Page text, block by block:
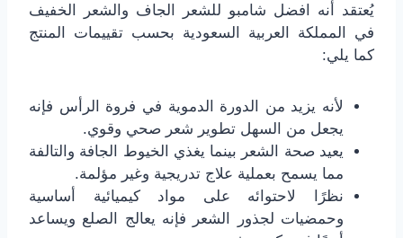
يُعتقد أنه افضل شامبو للشعر الجاف والشعر الخفيف
في المملكة العربية السعودية بحسب تقييمات المنتج
كما يلي:
لأنه يزيد من الدورة الدموية في فروة الرأس فإنه
يجعل من السهل تطوير شعر صحي وقوي.
يعيد صحة الشعر بينما يغذي الخيوط الجافة والتالفة
مما يسمح بعملية علاج تدريجية وغير مؤلمة.
نظرًا لاحتوائه على مواد كيميائية أساسية
وحمضيات لجذور الشعر فإنه يعالج الصلع ويساعد